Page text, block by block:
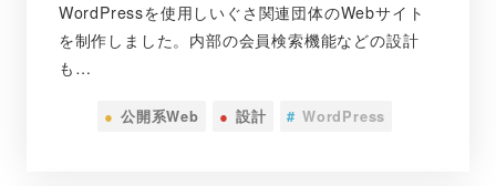
WordPressを使用しいぐさ関連団体のWebサイト
を制作しました。内部の会員検索機能などの設計
も…
● 公開系Web ● 設計 # WordPress